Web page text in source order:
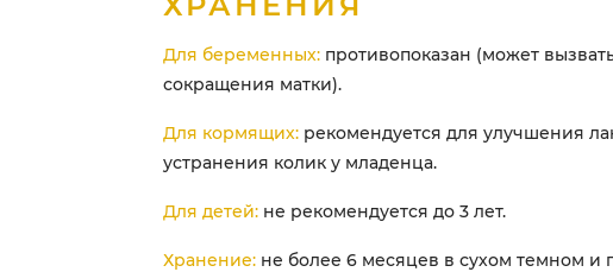
Для беременных: противопоказан (может
сокращения матки).
Для кормящих: рекомендуется для улучшения
устранения колик у младенца.
Для детей: не рекомендуется до 3 лет.
Хранение: не более 6 месяцев в сухом темном и